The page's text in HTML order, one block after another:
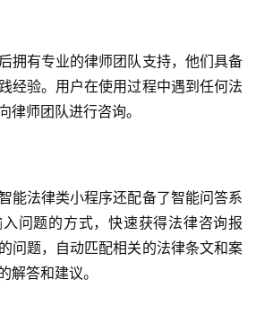
拥有专业的律师团队支持，他们具备
经验。用户在使用过程中遇到任何法
律师团队进行咨询。
能法律类小程序还配备了智能问答系
问题的方式，快速获得法律咨询报
问题，自动匹配相关的法律条文和案
解答和建议。